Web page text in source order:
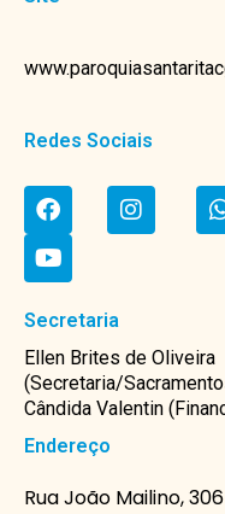
Redes Sociais
Secretaria
Ellen Brites de Oliveira
(Secretaria/
Cândida Valentin
Endereço
Rua João Mailino,